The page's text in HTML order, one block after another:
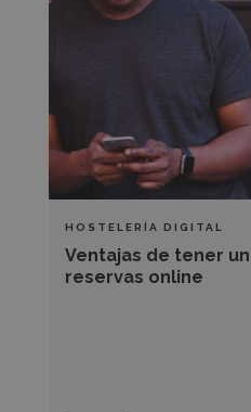
HOSTELERÍA DIGITAL
Ventajas de tener
reservas online
tener
reservas
online